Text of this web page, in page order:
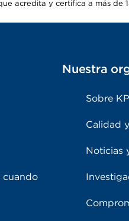
acredita y certifica a más de
cuando
Nuestra
Sobre KP
Calidad
Noticias